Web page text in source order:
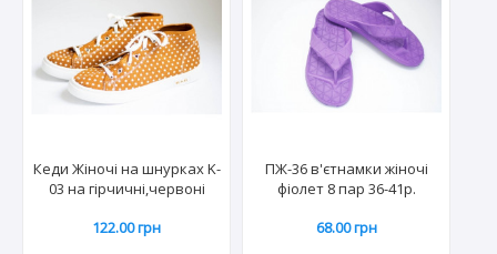
Кеди Жіночі на шнурках K-
03 на гірчичні,червоні
122.00 грн
ПЖ-36 в'єтнамки жіночі
фіолет 8 пар 36-41р.
68.00 грн